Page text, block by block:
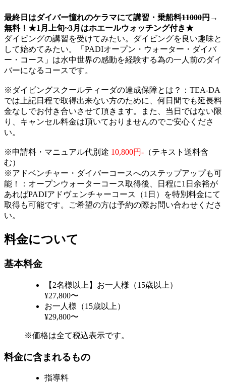
最終日はダイバー憧れのケラマにて講習・乗船料11000円→
無料！★1月上旬~3月はホエールウォッチング付き★
ダイビングの講習を受けてみたい。ダイビングを良い趣味と
して始めてみたい。「PADIオープン・ウォーター・ダイバ
ー・コース」は水中世界の感動を経験する為の一人前のダイ
バーになるコースです。
※ダイビングスクールティーダの達成保障とは？：TEA-DA
では上記日程で取得出来ない方のために、何日間でも延長料
金なしでお付き合いさせて頂きます。また、当日ではない限
り、キャンセル料金は頂いておりませんのでご安心くださ
い。
※申請料・マニュアル代別途 10,800円- （テキスト送料含
む）
※アドベンチャー・ダイバーコースへのステップアップも可
能！：オープンウォーターコース取得後、日程に1日余裕が
あればPADIアドヴェンチャーコース（1日）を特別料金にて
取得も可能です。ご希望の方は予約の際お問い合わせくださ
い。
料金について
基本料金
【2名様以上】お一人様（15歳以上）
¥27,800〜
お一人様（15歳以上）
¥29,800〜
※価格は全て税込表示です。
料金に含まれるもの
指導料